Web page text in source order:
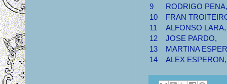
9
RODRIGO
10
FRAN
11
ALFONSO
12
JOSE PARDO,
13
MARTINA
14
ALEX